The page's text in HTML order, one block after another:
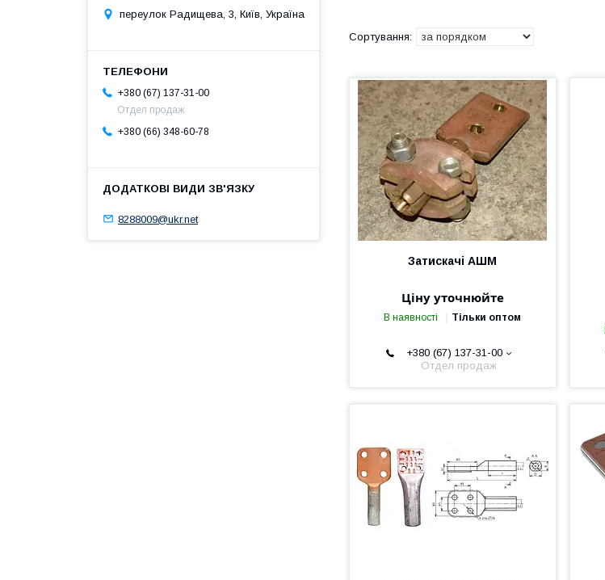
Затискачі АШМ
Ціну уточнюйте
В наявності Тільки оптом
+380 (67) 137-31-00
Отдел продаж
переулок Радищева, 3, Київ, Україна
+380 (67) 137-31-00
Отдел продаж
+380 (66) 348-60-78
8288009@ukr.net